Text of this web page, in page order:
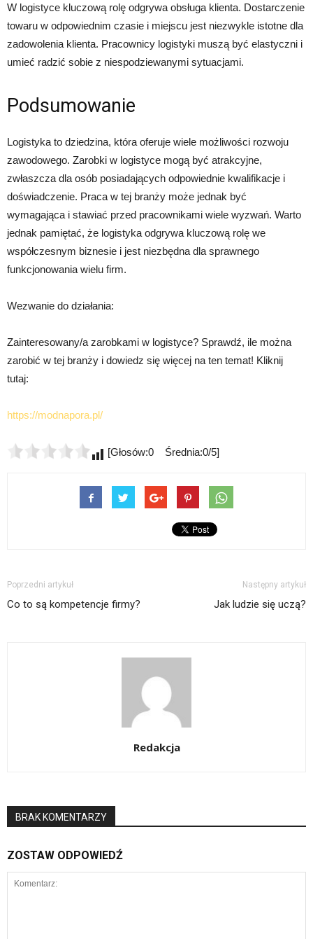
W logistyce kluczową rolę odgrywa obsługa klienta. Dostarczenie
towaru w odpowiednim czasie i miejscu jest niezwykle istotne dla
zadowolenia klienta. Pracownicy logistyki muszą być elastyczni i
umieć radzić sobie z niespodziewanymi sytuacjami.
Podsumowanie
Logistyka to dziedzina, która oferuje wiele możliwości rozwoju
zawodowego. Zarobki w logistyce mogą być atrakcyjne,
zwłaszcza dla osób posiadających odpowiednie kwalifikacje i
doświadczenie. Praca w tej branży może jednak być
wymagająca i stawiać przed pracownikami wiele wyzwań. Warto
jednak pamiętać, że logistyka odgrywa kluczową rolę we
współczesnym biznesie i jest niezbędna dla sprawnego
funkcjonowania wielu firm.
Wezwanie do działania:
Zainteresowany/a zarobkami w logistyce? Sprawdź, ile można
zarobić w tej branży i dowiedz się więcej na ten temat! Kliknij
tutaj:
https://modnapora.pl/
[Głosów:0 Średnia:0/5]
Poprzedni artykuł
Co to są kompetencje firmy?
Następny artykuł
Jak ludzie się uczą?
Redakcja
BRAK KOMENTARZY
ZOSTAW ODPOWIEDŹ